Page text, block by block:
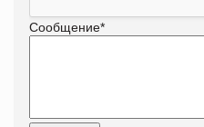
Сообщение*